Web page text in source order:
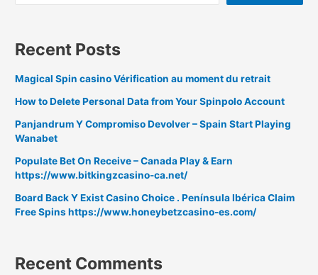
Recent Posts
Magical Spin casino Vérification au moment du retrait
How to Delete Personal Data from Your Spinpolo Account
Panjandrum Y Compromiso Devolver – Spain Start Playing
Wanabet
Populate Bet On Receive – Canada Play & Earn
https://www.bitkingzcasino-ca.net/
Board Back Y Exist Casino Choice . Península Ibérica Claim
Free Spins https://www.honeybetzcasino-es.com/
Recent Comments